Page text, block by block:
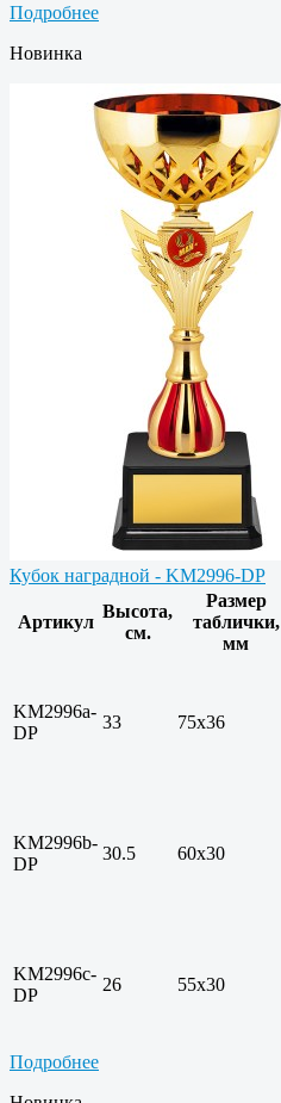
Подробнее
Новинка
Кубок наградной - KM2996-DP
Артикул
Высота,
см.
Размер
таблички,
мм
KM2996a-
DP
33 75х36
KM2996b-
DP
30.5 60х30
KM2996c-
DP
26 55х30
Подробнее